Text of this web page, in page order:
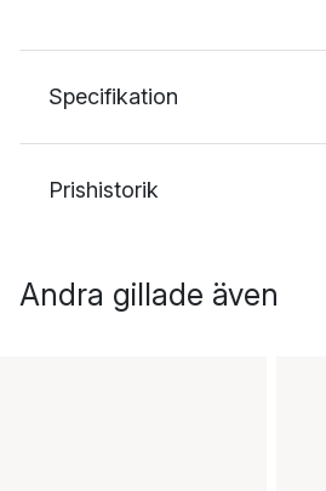
Specifikation
Prishistorik
Andra gillade även